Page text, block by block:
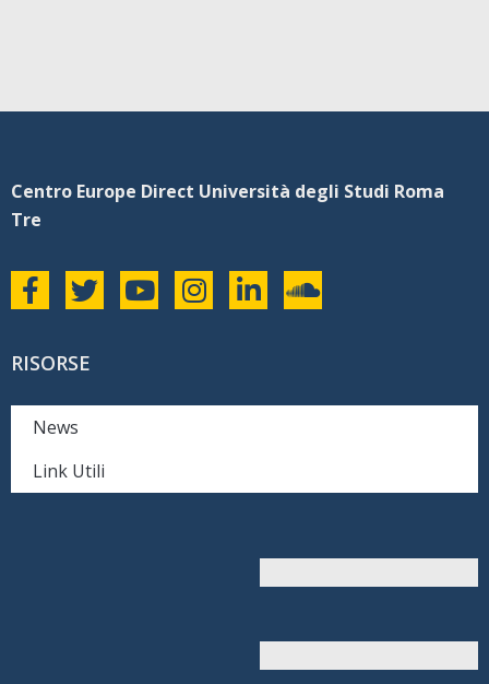
Centro Europe Direct Università degli Studi Roma
Tre
RISORSE
News
Link Utili